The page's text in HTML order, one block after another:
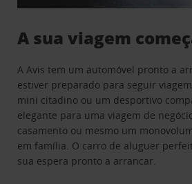
A sua viagem
A Avis tem um automóvel pronto a
estiver preparado para seguir
mini citadino ou um desportivo
elegante para uma viagem de
casamento ou mesmo um
em família. O carro de aluguer
sua espera pronto a arrancar.